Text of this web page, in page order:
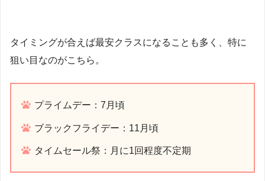
タイミングが合えば最安クラスになることも多く、特に
狙い目なのがこちら。
プライムデー：7月頃
ブラックフライデー：11月頃
タイムセール祭：月に1回程度不定期